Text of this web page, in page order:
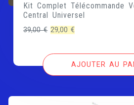
Kit Complet Télécommande
Central Universel
39,00€ Le
initial
29,00€
actuel
est :
AJOUTER AU